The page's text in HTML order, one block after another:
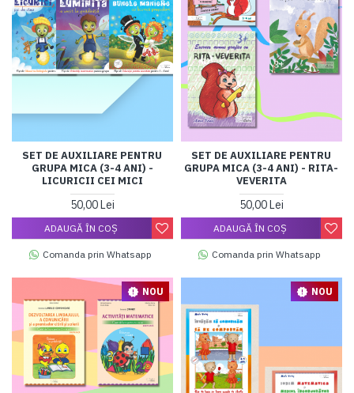
SET DE AUXILIARE PENTRU
GRUPA MICA (3-4 ANI) -
LICURICII CEI MICI
50,00 Lei
ADAUGĂ ÎN COŞ
Comanda prin Whatsapp
SET DE AUXILIARE PENTRU
GRUPA MICA (3-4 ANI) - RITA-
VEVERITA
50,00 Lei
ADAUGĂ ÎN COŞ
Comanda prin Whatsapp
NOU NOU